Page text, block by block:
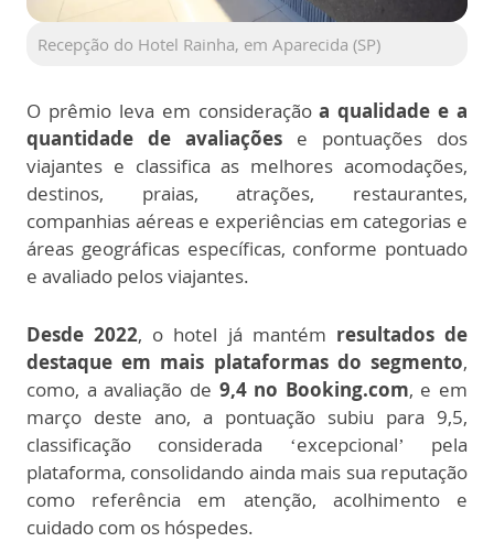
Recepção do Hotel Rainha, em Aparecida (SP)
O prêmio leva em consideraçãoa qualidade e a
quantidade de avaliações e pontuações dos
viajantes e classifica as melhores acomodações,
destinos, praias, atrações, restaurantes,
companhias aéreas e experiências em categorias e
áreas geográficas específicas, conforme pontuado
e avaliado pelos viajantes.
Desde 2022, o hotel já mantém resultados de
destaque em mais plataformas do segmento,
como, a avaliação de 9,4 no Booking.com, e em
março deste ano, a pontuação subiu para 9,5,
classificação considerada ‘excepcional’ pela
plataforma, consolidando ainda mais sua reputação
como referência em atenção, acolhimento e
cuidado com os hóspedes.